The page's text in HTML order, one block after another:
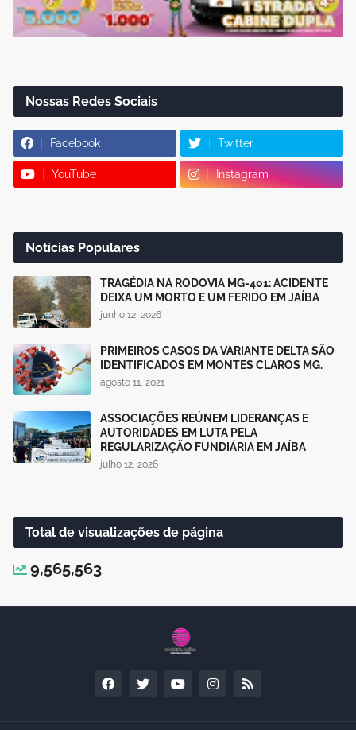
Nossas Redes Sociais
Facebook Twitter
YouTube Instagram
Notícias Populares
TRAGÉDIA NA RODOVIA MG-401: ACIDENTE
DEIXA UM MORTO E UM FERIDO EM JAÍBA
junho 12, 2026
PRIMEIROS CASOS DA VARIANTE DELTA SÃO
IDENTIFICADOS EM MONTES CLAROS MG.
agosto 11, 2021
ASSOCIAÇÕES REÚNEM LIDERANÇAS E
AUTORIDADES EM LUTA PELA
REGULARIZAÇÃO FUNDIÁRIA EM JAÍBA
julho 12, 2026
Total de visualizações de página
9,565,563